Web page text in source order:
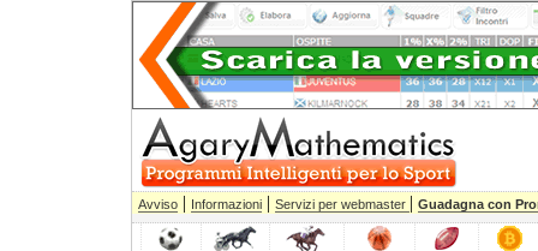
Avviso | Informazioni | Servizi per webmaster | Guadagna con